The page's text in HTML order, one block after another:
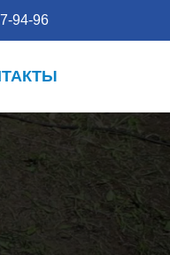
94-96